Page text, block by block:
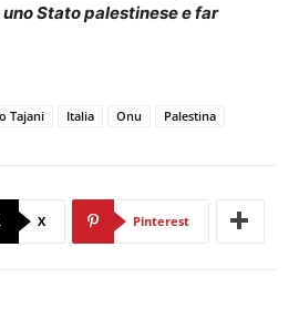
Stato palestinese e far
Tajani Italia Onu Palestina
X Pinterest